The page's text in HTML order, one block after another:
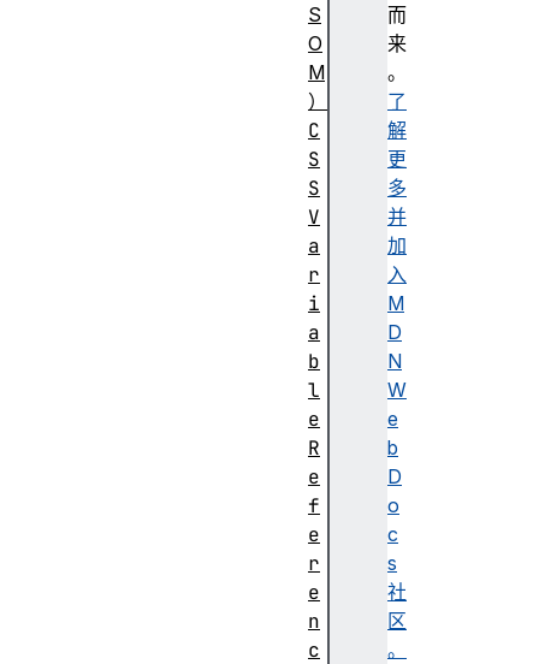
而
来
。
了
解
更
多
并
加
入
M
D
N
W
e
b
D
o
c
s
社
区
。
S
O
M
）
C
S
S
V
a
r
i
a
b
l
e
R
e
f
e
r
e
n
c